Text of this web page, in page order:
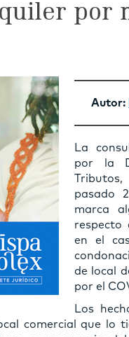
por
Autor:
La
por la
Tributos,
pasado
marca
respecto
en el
de local
por el
Los
comercial que lo